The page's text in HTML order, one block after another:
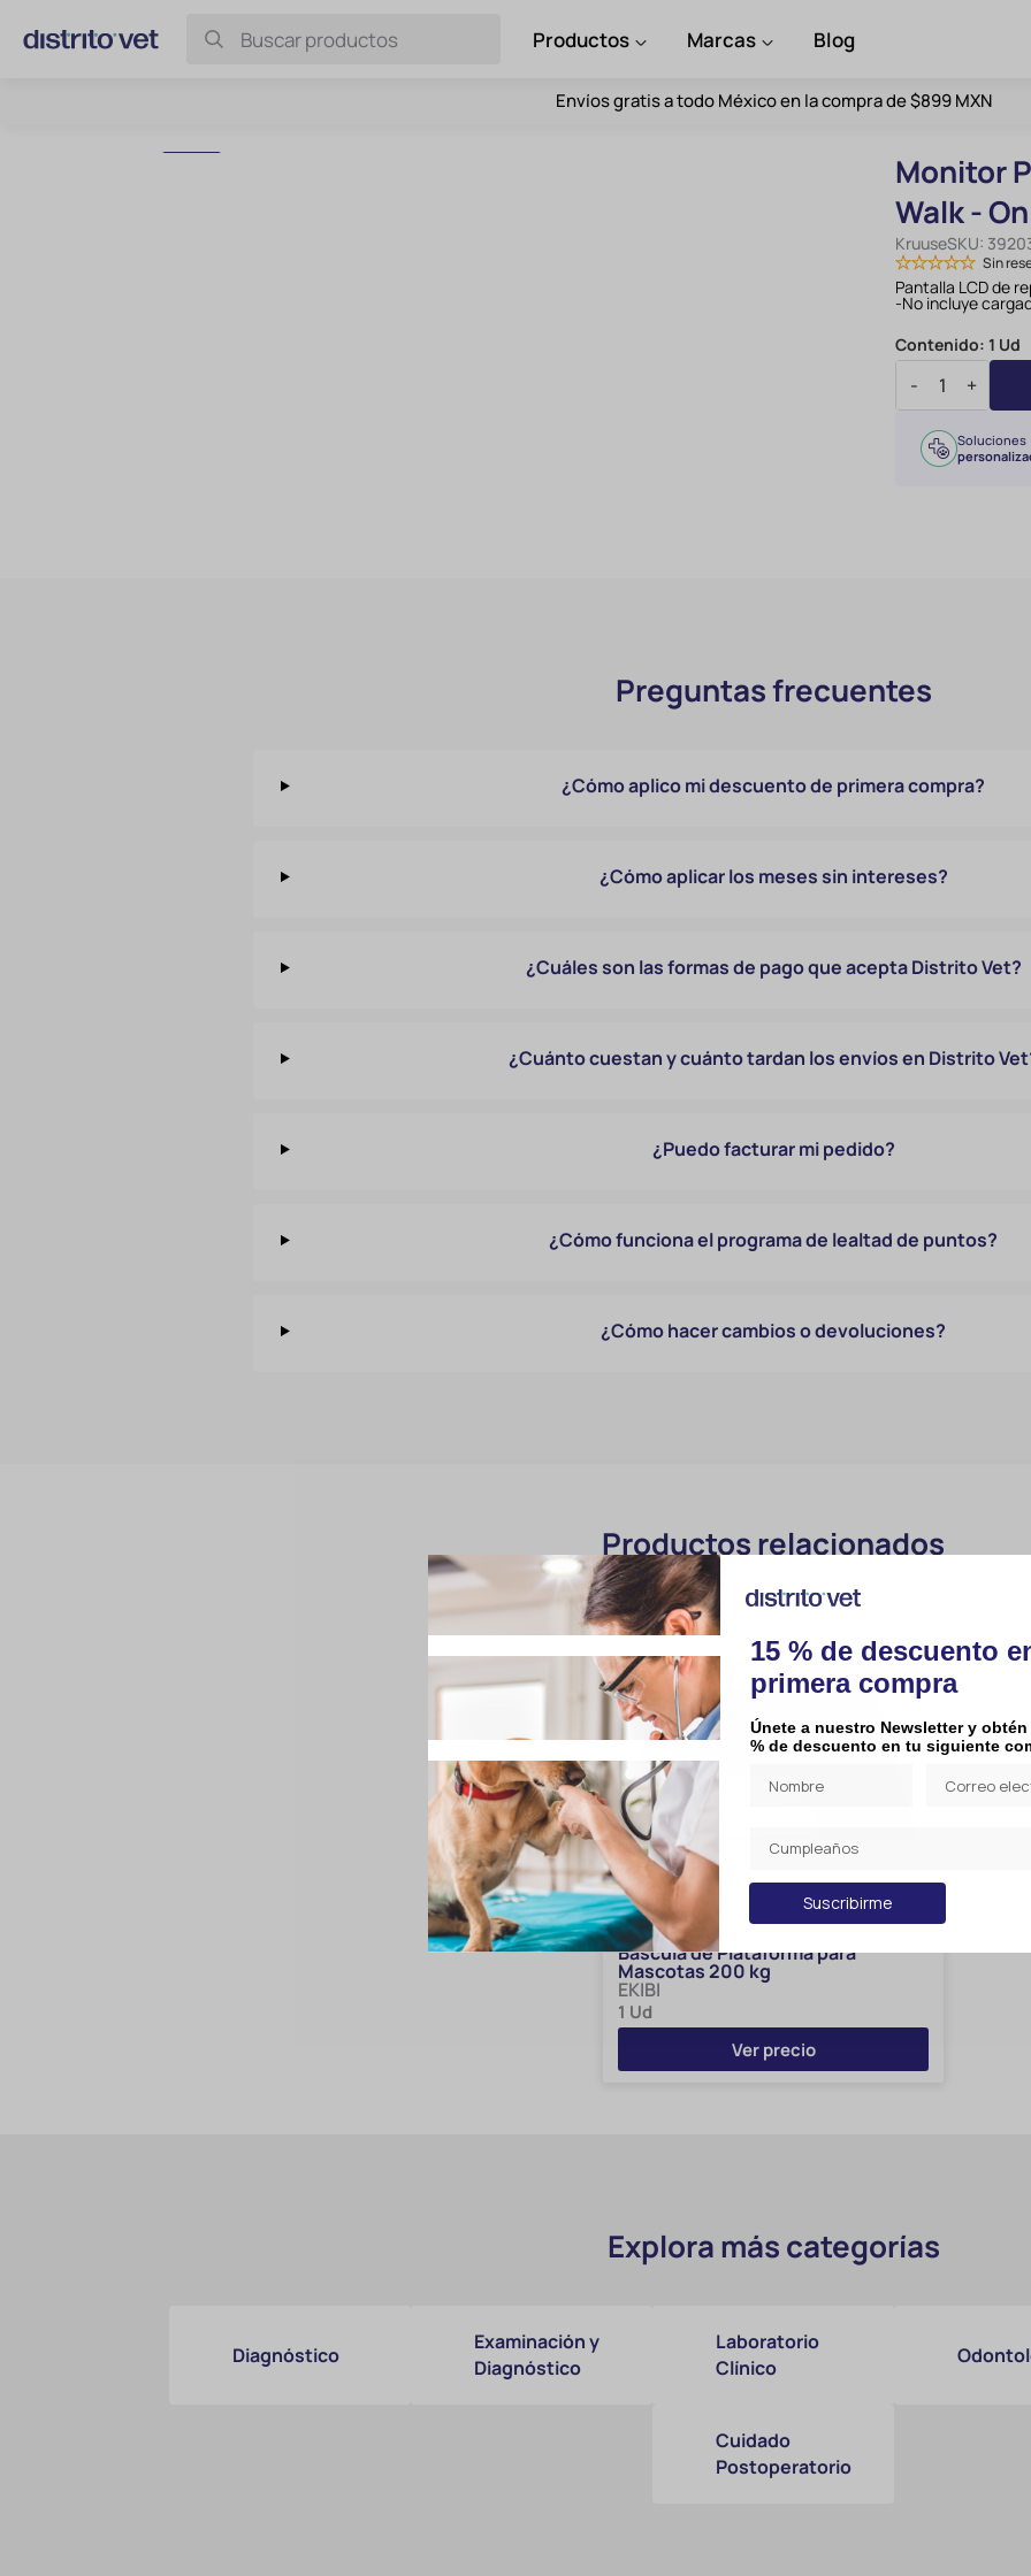
Productos Marcas Blog
Envíos gratis a todo México en la compra de $899 MXN
Monitor
Walk - On
KruuseSKU:
Sin
Pantalla LCD de
-No incluye
Contenido:1 Ud
- +
Soluciones
Preguntas frecuentes
¿Cómo aplico mi descuento de primera compra?
¿Cómo aplicar los meses sin intereses?
¿Cuáles son las formas de pago que acepta Distrito Vet?
¿Cuánto cuestan y cuánto tardan los envíos en Distrito
¿Puedo facturar mi pedido?
¿Cómo funciona el programa de lealtad de puntos?
¿Cómo hacer cambios o devoluciones?
Productos relacionados
Báscula de Plataforma para
Mascotas 200 kg
EKIBI
1 Ud
Ver precio
Explora más categorías
Diagnóstico
Examinación y
Diagnóstico
Laboratorio
Clínico
Cuidado
Postoperatorio
15 % de descuento
primera compra
Únete a nuestro Newsletter y obtén
% de descuento en tu siguiente
Suscribirme